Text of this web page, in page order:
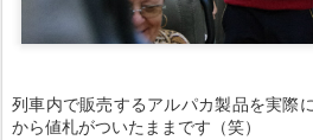
列車内で販売するアルパカ製品を実際
から値札がついたままです（笑）